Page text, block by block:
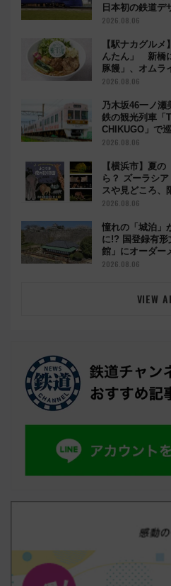
日本初の鉄道デ
2026.08.06
【駅ナカグル
んたん」 新橋
豚饅」、オムラ
ルメ続々登場！
2026.08.06
乃木坂46一ノ瀬
鉄の観光列車「
CHIKUGO」で
YouTubeが公開に
2026.08.06
【横浜市】夏
ら？ ズーラシ
スや見どころ、
2026.08.06
憧れの「城泊」
に!? 国登録有形
館」にオーダー
2026.08.06
VIEW